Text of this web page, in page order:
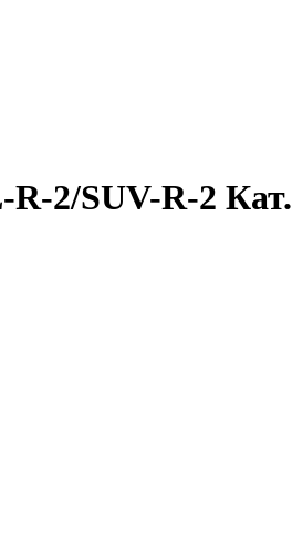
2/SUV-R-2